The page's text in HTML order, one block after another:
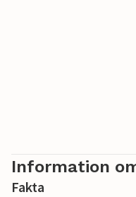
Information
Fakta